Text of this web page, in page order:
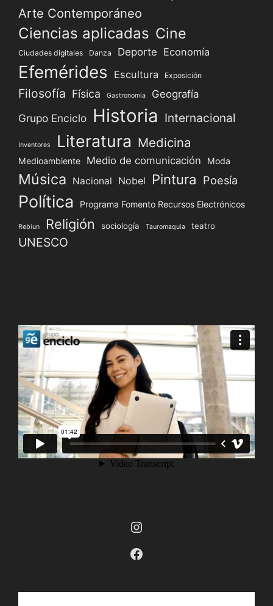
Arte Contemporáneo
Ciencias aplicadas Cine
Ciudades digitales Danza Deporte Economía
Efemérides Escultura Exposición
Filosofía Física Gastronomía Geografía
Grupo Enciclo Historia Internacional
Inventores Literatura Medicina
Medioambiente Medio de comunicación Moda
Música Nacional Nobel Pintura Poesía
Política Programa Fomento Recursos Electrónicos
Rebiun Religión sociología Tauromaquia teatro
UNESCO
Instagram
Facebook